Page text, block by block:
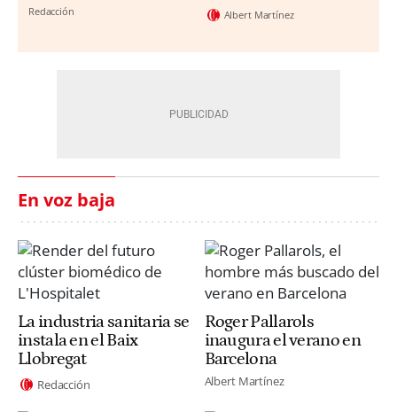
Redacción Albert Martínez
En voz baja
La industria sanitaria se
instala en el Baix
Llobregat
Redacción
Roger Pallarols
inaugura el verano en
Barcelona
Albert Martínez